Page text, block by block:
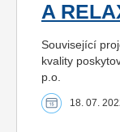
A
Související
kvality
p.o.
18. 07.